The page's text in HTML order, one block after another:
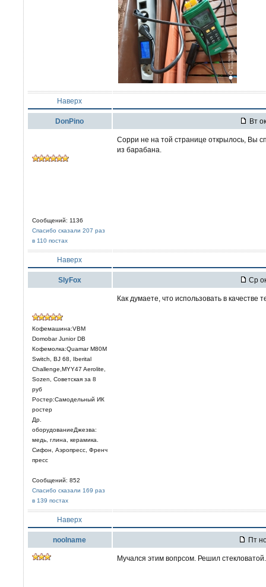
Наверх
DonPino Вт
Сообщений: 1136
Спасибо сказали 207 раз
в 110 постах
Сорри не на той странице открылось, Вы
из барабана.
Наверх
SlyFox Ср
Кофемашина:VBM
Domobar Junior DB
Кофемолка:Quamar M80M
Switch, BJ 68, Iberital
Challenge,MYY47 Aerolite,
Sozen, Советская за 8
руб
Ростер:Самодельный ИК
ростер
Др.
оборудованиеДжезва:
медь, глина, керамика.
Сифон, Аэропресс, Френч
пресс
Сообщений: 852
Спасибо сказали 169 раз
в 139 постах
Как думаете, что использовать в качестве
Наверх
noolname Пт
Мучался этим вопрсом. Решил